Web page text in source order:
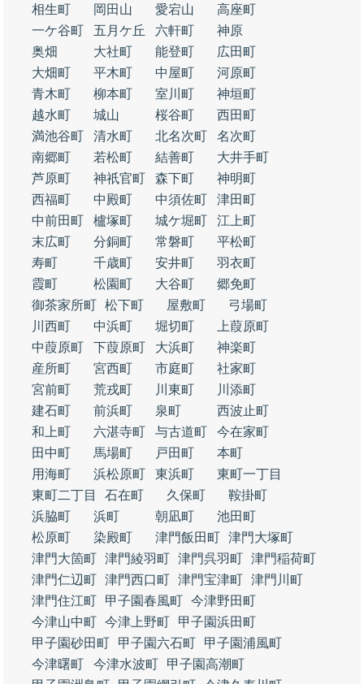
相生町
岡田山 愛宕山
高座町
一ケ谷町
五月ケ丘 六軒町
神原
奥畑
大社町 能登町
広田町
大畑町
平木町 中屋町
河原町
青木町
柳本町 室川町
神垣町
越水町
城山 桜谷町
西田町
満池谷町
清水町 北名次町
名次町
南郷町
若松町 結善町
大井手町
芦原町
神祇官町 森下町
神明町
西福町
中殿町 中須佐町
津田町
中前田町
櫨塚町 城ケ堀町
江上町
末広町
分銅町 常磐町
平松町
寿町
千歳町 安井町
羽衣町
霞町
松園町 大谷町
郷免町
御茶家所町 松下町 屋敷町
弓場町
川西町
中浜町 堀切町
上葭原町
中葭原町
下葭原町 大浜町
神楽町
産所町
宮西町 市庭町
社家町
宮前町
荒戎町 川東町
川添町
建石町
前浜町 泉町
西波止町
和上町
六湛寺町 与古道町
今在家町
田中町
馬場町 戸田町
本町
用海町
浜松原町 東浜町
東町一丁目
東町二丁目
石在町 久保町
鞍掛町
浜脇町
浜町 朝凪町
池田町
松原町
染殿町 津門飯田町 津門大塚町
津門大箇町 津門綾羽町 津門呉羽町 津門稲荷町
津門仁辺町 津門西口町 津門宝津町 津門川町
津門住江町
甲子園春風町 今津野田町
今津山中町 今津上野町
甲子園浜田町
甲子園砂田町
甲子園六石町
甲子園浦風町
今津曙町
今津水波町
甲子園高潮町